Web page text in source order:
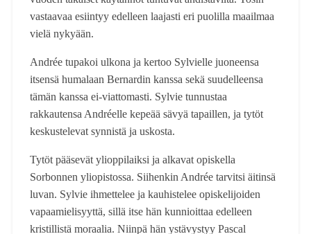
vastaavaa esiintyy edelleen laajasti eri puolilla maailmaa
vielä nykyään.
Andrée tupakoi ulkona ja kertoo Sylvielle juoneensa
itsensä humalaan Bernardin kanssa sekä suudelleensa
tämän kanssa ei-viattomasti. Sylvie tunnustaa
rakkautensa Andréelle kepeää sävyä tapaillen, ja tytöt
keskustelevat synnistä ja uskosta.
Tytöt pääsevät ylioppilaiksi ja alkavat opiskella
Sorbonnen yliopistossa. Siihenkin Andrée tarvitsi äitinsä
luvan. Sylvie ihmettelee ja kauhistelee opiskelijoiden
vapaamielisyyttä, sillä itse hän kunnioittaa edelleen
kristillistä moraalia. Niinpä hän ystävystyy Pascal